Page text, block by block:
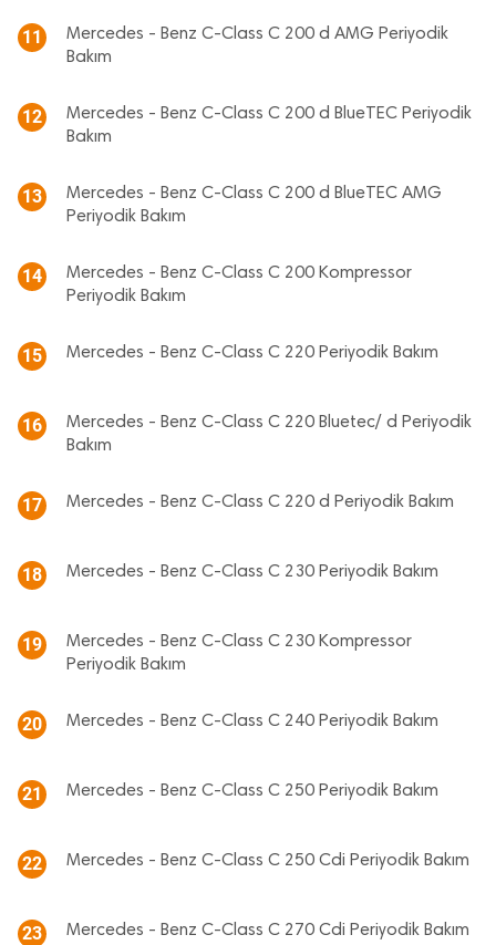
11
Mercedes - Benz C-Class C 200 d AMG Periyodik
Bakım
12
Mercedes - Benz C-Class C 200 d BlueTEC Periyodik
Bakım
13
Mercedes - Benz C-Class C 200 d BlueTEC AMG
Periyodik Bakım
14
Mercedes - Benz C-Class C 200 Kompressor
Periyodik Bakım
15 Mercedes - Benz C-Class C 220 Periyodik Bakım
16
Mercedes - Benz C-Class C 220 Bluetec/ d Periyodik
Bakım
17 Mercedes - Benz C-Class C 220 d Periyodik Bakım
18 Mercedes - Benz C-Class C 230 Periyodik Bakım
19
Mercedes - Benz C-Class C 230 Kompressor
Periyodik Bakım
20 Mercedes - Benz C-Class C 240 Periyodik Bakım
21 Mercedes - Benz C-Class C 250 Periyodik Bakım
22 Mercedes - Benz C-Class C 250 Cdi Periyodik Bakım
23 Mercedes - Benz C-Class C 270 Cdi Periyodik Bakım